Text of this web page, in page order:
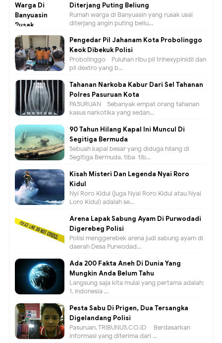
Diterjang Puting Beliung
Rumah warga di Banyuasin yang rusak usai
diterjang angin puting beliu...
Pengedar Pil Jahanam Kota Probolinggo
Keok Dibekuk Polisi
Probolinggo - Puluhan ribu pil trihexypinidil dan
pil dextro yang b...
Tahanan Narkoba Kabur Dari Sel Tahanan
Polres Pasuruan Kota
PASURUAN - Sebanyak empat orang tahanan
kasus narkotika yang sedan...
90 Tahun Hilang Kapal Ini Muncul Di
Segitiga Bermuda
Sebuah kapal besar yang diduga hilang di
Segitiga Bermuda, tiba-tib...
Kisah Misteri Dan Legenda Nyai Roro
Kidul
Nyi Roro Kidul (juga Nyai Roro Kidul atau Nyai
Loro Kidul) adalah se...
Arena Lapak Sabung Ayam Di Purwodadi
Digerebeg Polisi
Polisi menggerebek arena judi sabung ayam di
daerah Desa Purwodad...
Ada 200 Fakta Aneh Di Dunia Yang
Mungkin Anda Belum Tahu
Langsung saja kita mulai yang pertama adalah:
1. Indonesia ...
Pesta Sabu Di Prigen, Dua Tersangka
Digelandang Polisi
Pasuruan, TRIBUNUS.CO.ID - Berdasarkan
informasi yang diterima dari ...